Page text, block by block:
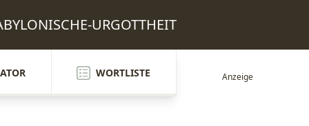
URGOTTHEIT
WORTLISTE